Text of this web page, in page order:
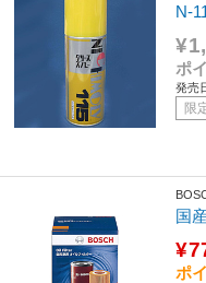
N-
ポ
発売
限
国
ポ